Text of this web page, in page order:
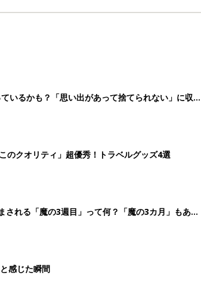
いるかも？「思い出があって捨てられない」に収納
クオリティ」超優秀！トラベルグッズ4選
れる「魔の3週目」って何？「魔の3カ月」もある
感じた瞬間